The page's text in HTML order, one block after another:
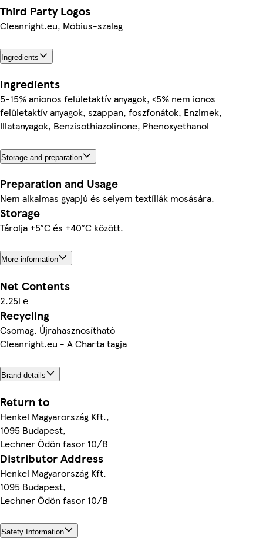
Third Party Logos
Cleanright.eu, Möbius-szalag
Ingredients
Ingredients
5-15% anionos felületaktív anyagok, <5% nem ionos
felületaktív anyagok, szappan, foszfonátok, Enzimek,
Illatanyagok, Benzisothiazolinone, Phenoxyethanol
Storage and preparation
Preparation and Usage
Nem alkalmas gyapjú és selyem textíliák mosására.
Storage
Tárolja +5°C és +40°C között.
More information
Net Contents
2.25l ℮
Recycling
Csomag. Újrahasznosítható
Cleanright.eu - A Charta tagja
Brand details
Return to
Henkel Magyarország Kft.,
1095 Budapest,
Lechner Ödön fasor 10/B
Distributor Address
Henkel Magyarország Kft.
1095 Budapest,
Lechner Ödön fasor 10/B
Safety Information